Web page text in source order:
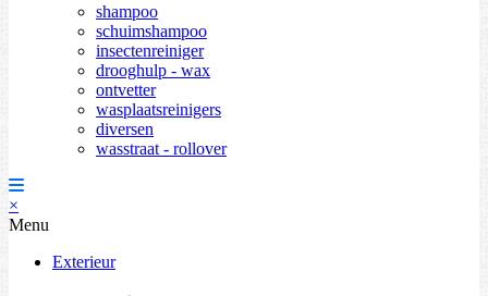
shampoo
schuimshampoo
insectenreiniger
drooghulp - wax
ontvetter
wasplaatsreinigers
diversen
wasstraat - rollover
×
Menu
Exterieur